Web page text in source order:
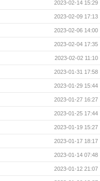
2023-02-14 15:29
2023-02-09 17:13
2023-02-06 14:00
2023-02-04 17:35
2023-02-02 11:10
2023-01-31 17:58
2023-01-29 15:44
2023-01-27 16:27
2023-01-25 17:44
2023-01-19 15:27
2023-01-17 18:17
2023-01-14 07:48
2023-01-12 21:07